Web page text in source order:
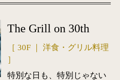
The Grill on 30th
［ 30F ｜ 洋食・グリル料理
］
特別な日も、特別じゃない